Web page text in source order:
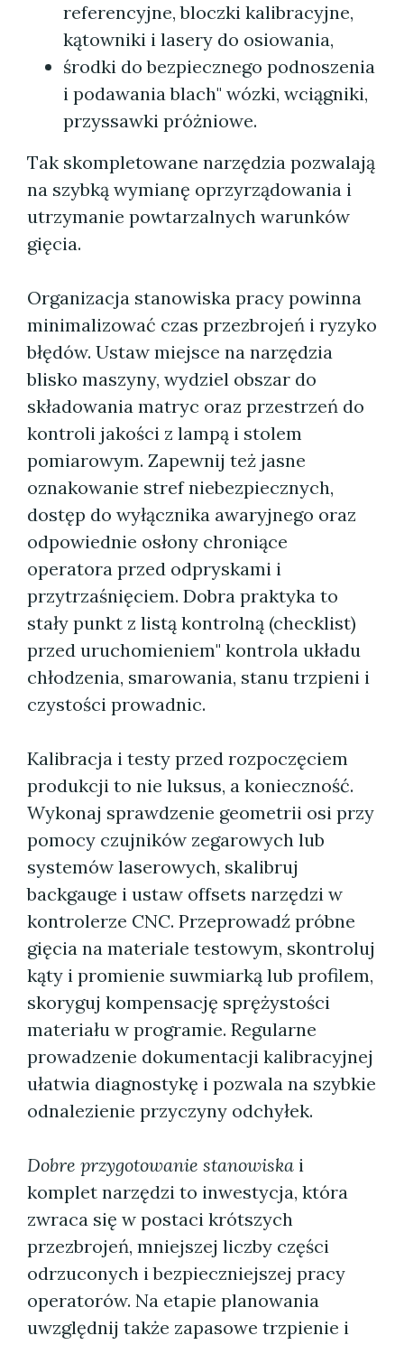
referencyjne, bloczki kalibracyjne,
kątowniki i lasery do osiowania,
środki do bezpiecznego podnoszenia
i podawania blach" wózki, wciągniki,
przyssawki próżniowe.
Tak skompletowane narzędzia pozwalają
na szybką wymianę oprzyrządowania i
utrzymanie powtarzalnych warunków
gięcia.
Organizacja stanowiska pracy powinna
minimalizować czas przezbrojeń i ryzyko
błędów. Ustaw miejsce na narzędzia
blisko maszyny, wydziel obszar do
składowania matryc oraz przestrzeń do
kontroli jakości z lampą i stolem
pomiarowym. Zapewnij też jasne
oznakowanie stref niebezpiecznych,
dostęp do wyłącznika awaryjnego oraz
odpowiednie osłony chroniące
operatora przed odpryskami i
przytrzaśnięciem. Dobra praktyka to
stały punkt z listą kontrolną (checklist)
przed uruchomieniem" kontrola układu
chłodzenia, smarowania, stanu trzpieni i
czystości prowadnic.
Kalibracja i testy przed rozpoczęciem
produkcji to nie luksus, a konieczność.
Wykonaj sprawdzenie geometrii osi przy
pomocy czujników zegarowych lub
systemów laserowych, skalibruj
backgauge i ustaw offsets narzędzi w
kontrolerze CNC. Przeprowadź próbne
gięcia na materiale testowym, skontroluj
kąty i promienie suwmiarką lub profilem,
skoryguj kompensację sprężystości
materiału w programie. Regularne
prowadzenie dokumentacji kalibracyjnej
ułatwia diagnostykę i pozwala na szybkie
odnalezienie przyczyny odchyłek.
Dobre przygotowanie stanowiska i
komplet narzędzi to inwestycja, która
zwraca się w postaci krótszych
przezbrojeń, mniejszej liczby części
odrzuconych i bezpieczniejszej pracy
operatorów. Na etapie planowania
uwzględnij także zapasowe trzpienie i